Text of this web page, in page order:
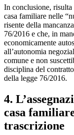
In conclusione, risulta
casa familiare nelle
risente della
76/2016 e che, in
economicamente
all’autonomia
comune e non
disciplina del
della legge 76/2016.
4.
casa
trascrizione